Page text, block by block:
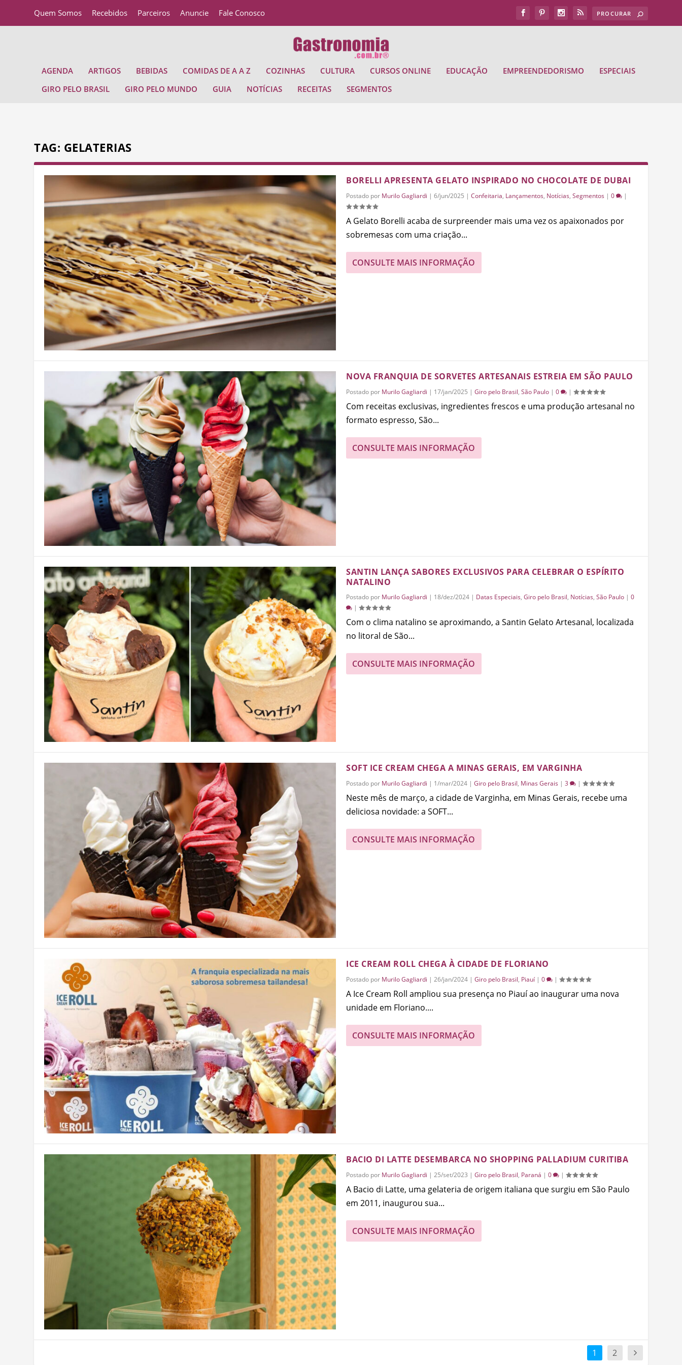
Quem Somos Recebidos Parceiros Anuncie Fale Conosco
AGENDA ARTIGOS BEBIDAS COMIDAS DE A A Z COZINHAS CULTURA CURSOS ONLINE EDUCAÇÃO EMPREENDEDORISMO
ESPECIAIS
GIRO PELO BRASIL
GIRO PELO MUNDO GUIA NOTÍCIAS RECEITAS SEGMENTOS
TAG: GELATERIAS
BORELLI APRESENTA GELATO INSPIRADO NO CHOCOLATE DE DUBAI
Postado por Murilo Gagliardi | 6/jun/2025 | Confeitaria, Lançamentos, Notícias, Segmentos | 0 |
A Gelato Borelli acaba de surpreender mais uma vez os apaixonados por
sobremesas com uma criação...
CONSULTE MAIS INFORMAÇÃO
NOVA FRANQUIA DE SORVETES ARTESANAIS ESTREIA EM SÃO PAULO
Postado por Murilo Gagliardi | 17/jan/2025 | Giro pelo Brasil, São Paulo | 0 |
Com receitas exclusivas, ingredientes frescos e uma produção artesanal no
formato espresso, São...
CONSULTE MAIS INFORMAÇÃO
SANTIN LANÇA SABORES EXCLUSIVOS PARA CELEBRAR O ESPÍRITO
NATALINO
Postado por Murilo Gagliardi | 18/dez/2024 | Datas Especiais, Giro pelo Brasil, Notícias, São Paulo | 0
|
Com o clima natalino se aproximando, a Santin Gelato Artesanal, localizada
no litoral de São...
CONSULTE MAIS INFORMAÇÃO
SOFT ICE CREAM CHEGA A MINAS GERAIS, EM VARGINHA
Postado por Murilo Gagliardi | 1/mar/2024 | Giro pelo Brasil, Minas Gerais | 3 |
Neste mês de março, a cidade de Varginha, em Minas Gerais, recebe uma
deliciosa novidade: a SOFT...
CONSULTE MAIS INFORMAÇÃO
ICE CREAM ROLL CHEGA À CIDADE DE FLORIANO
Postado por Murilo Gagliardi | 26/jan/2024 | Giro pelo Brasil, Piauí | 0 |
A Ice Cream Roll ampliou sua presença no Piauí ao inaugurar uma nova
unidade em Floriano....
CONSULTE MAIS INFORMAÇÃO
BACIO DI LATTE DESEMBARCA NO SHOPPING PALLADIUM CURITIBA
Postado por Murilo Gagliardi | 25/set/2023 | Giro pelo Brasil, Paraná | 0 |
A Bacio di Latte, uma gelateria de origem italiana que surgiu em São Paulo
em 2011, inaugurou sua...
CONSULTE MAIS INFORMAÇÃO
1 2